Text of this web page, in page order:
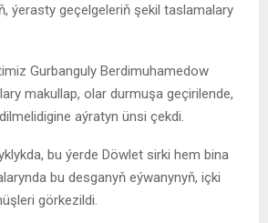
ýerasty geçelgeleriň şekil taslamalary
Gurbanguly Berdimuhamedow
makullap, olar durmuşa geçirilende,
aýratyn ünsi çekdi.
bu ýerde Döwlet sirki hem bina
bu desganyň eýwanynyň, içki
görkezildi.